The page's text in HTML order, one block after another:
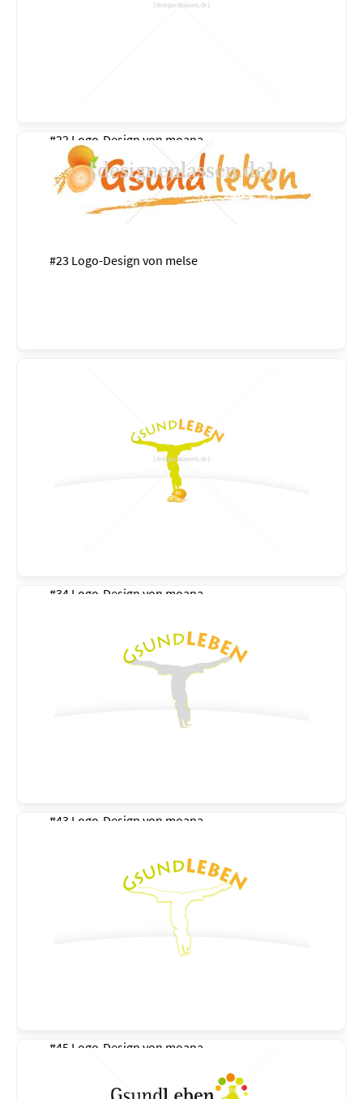
#22 Logo-Design von moana
#23 Logo-Design von melse
#34 Logo-Design von moana
#43 Logo-Design von moana
#45 Logo-Design von moana